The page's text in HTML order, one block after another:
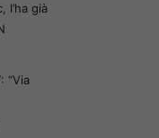
l’ha già
“Via